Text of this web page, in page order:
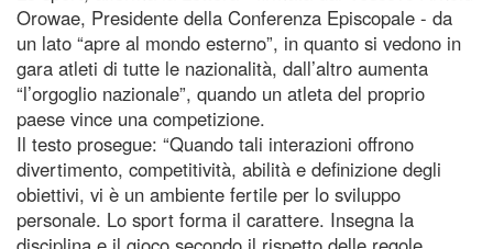
Orowae, Presidente della Conferenza Episcopale - da
un lato “apre al mondo esterno”, in quanto si vedono in
gara atleti di tutte le nazionalità, dall’altro aumenta
“l’orgoglio nazionale”, quando un atleta del proprio
paese vince una competizione.
Il testo prosegue: “Quando tali interazioni offrono
divertimento, competitività, abilità e definizione degli
obiettivi, vi è un ambiente fertile per lo sviluppo
personale. Lo sport forma il carattere. Insegna la